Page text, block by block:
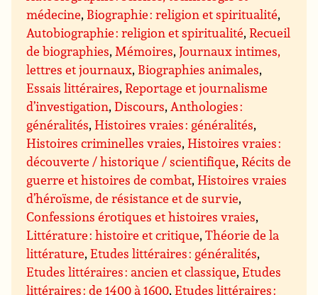
médecine, Biographie : religion et spiritualité,
Autobiographie : religion et spiritualité,Recueil
de biographies,Mémoires,Journaux intimes,
lettres et journaux, Biographies animales,
Essais littéraires,Reportage et journalisme
d’investigation,Discours,Anthologies :
généralités,Histoires vraies : généralités,
Histoires criminelles vraies,Histoires vraies :
découverte / historique / scientifique,Récits de
guerre et histoires de combat,Histoires vraies
d’héroïsme, de résistance et de survie,
Confessions érotiques et histoires vraies,
Littérature : histoire et critique,Théorie de la
littérature,Etudes littéraires : généralités,
Etudes littéraires : ancien et classique,Etudes
littéraires : de 1400 à 1600,Etudes littéraires :